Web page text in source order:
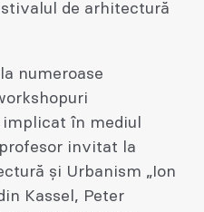
de arhitectură
numeroase
în mediul
invitat la
și Urbanism „Ion
Kassel, Peter